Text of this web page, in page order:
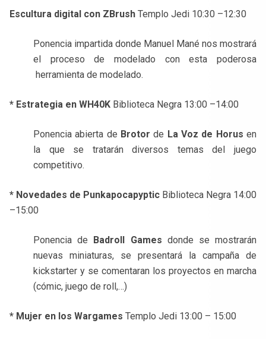
Escultura digital con ZBrush Templo Jedi 10:30 –12:30
Ponencia impartida donde Manuel Mané nos mostrará
el proceso de modelado con esta poderosa
herramienta de modelado.
* Estrategia en WH40K Biblioteca Negra 13:00 –14:00
Ponencia abierta de Brotor de La Voz de Horusen
la que se tratarán diversos temas del juego
competitivo.
* Novedades de Punkapocapyptic Biblioteca Negra 14:00
–15:00
Ponencia de Badroll Games donde se mostrarán
nuevas miniaturas, se presentará la campaña de
kickstarter y se comentaran los proyectos en marcha
(cómic, juego de roll,…)
* Mujer en los Wargames Templo Jedi 13:00 – 15:00